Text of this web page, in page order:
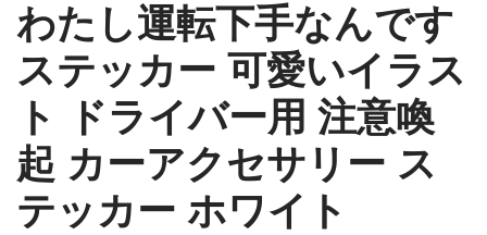
わたし運転下手なんです
ステッカー 可愛いイラス
ト ドライバー用 注意喚
起 カーアクセサリー ス
テッカー ホワイト